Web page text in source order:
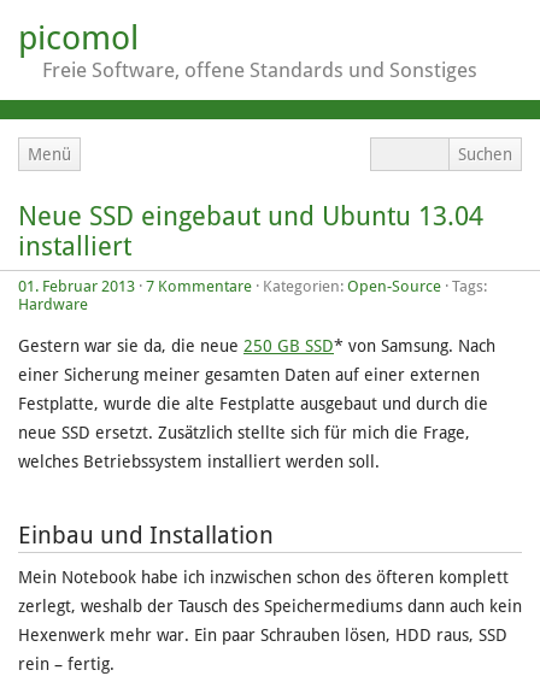
picomol
Freie Software, offene Standards und Sonstiges
Menü
Neue SSD eingebaut und Ubuntu 13.04
installiert
01. Februar 2013 · 7 Kommentare · Kategorien: Open-Source · Tags:
Hardware
Gestern war sie da, die neue 250 GB SSD* von Samsung. Nach
einer Sicherung meiner gesamten Daten auf einer externen
Festplatte, wurde die alte Festplatte ausgebaut und durch die
neue SSD ersetzt. Zusätzlich stellte sich für mich die Frage,
welches Betriebssystem installiert werden soll.
Einbau und Installation
Mein Notebook habe ich inzwischen schon des öfteren komplett
zerlegt, weshalb der Tausch des Speichermediums dann auch kein
Hexenwerk mehr war. Ein paar Schrauben lösen, HDD raus, SSD
rein – fertig.